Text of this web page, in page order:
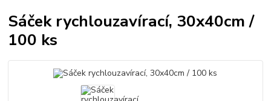
Sáček rychlouzavírací, 30x40cm /
100 ks